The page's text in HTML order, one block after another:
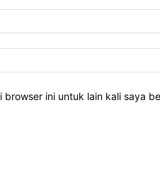
ini untuk lain kali saya